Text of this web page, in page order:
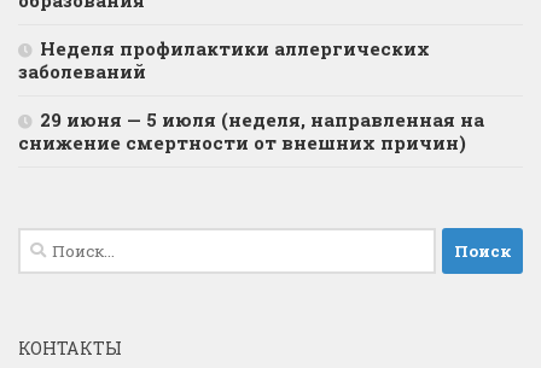
Неделя профилактики аллергических
заболеваний
29 июня — 5 июля (неделя, направленная на
снижение смертности от внешних причин)
Найти:
КОНТАКТЫ